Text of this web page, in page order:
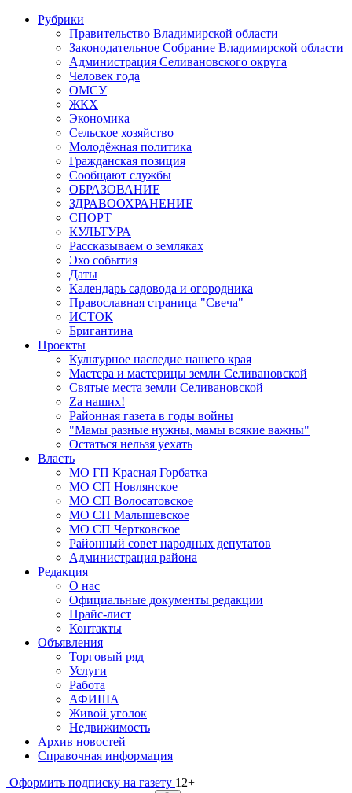
Рубрики
Правительство Владимирской области
Законодательное Собрание Владимирской области
Администрация Селивановского округа
Человек года
ОМСУ
ЖКХ
Экономика
Сельское хозяйство
Молодёжная политика
Гражданская позиция
Сообщают службы
ОБРАЗОВАНИЕ
ЗДРАВООХРАНЕНИЕ
СПОРТ
КУЛЬТУРА
Рассказываем о земляках
Эхо события
Даты
Календарь садовода и огородника
Православная страница "Свеча"
ИСТОК
Бригантина
Проекты
Культурное наследие нашего края
Мастера и мастерицы земли Селивановской
Святые места земли Селивановской
Zа наших!
Районная газета в годы войны
"Мамы разные нужны, мамы всякие важны"
Остаться нельзя уехать
Власть
МО ГП Красная Горбатка
МО СП Новлянское
МО СП Волосатовское
МО СП Малышевское
МО СП Чертковское
Районный совет народных депутатов
Администрация района
Редакция
О нас
Официальные документы редакции
Прайс-лист
Контакты
Объявления
Торговый ряд
Услуги
Работа
АФИША
Живой уголок
Недвижимость
Архив новостей
Справочная информация
Оформить подписку на газету 12+